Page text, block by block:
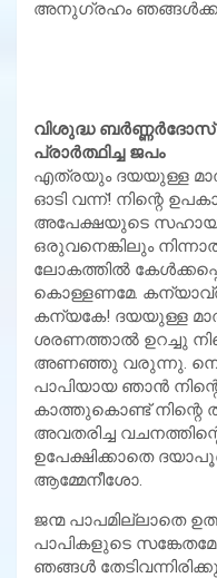
അനുഗ്രഹം ഞങ്ങള്‍ക്കു
വിശുദ്ധ ബര്‍ണ്ണര്‍ദോസ്
പ്രാര്‍ത്ഥിച്ച ജപം
എത്രയും ദയയുള്ള
ഓടി വന്ന്! നിന്റെ
അപേക്ഷയുടെ
ഒരുവനെങ്കിലും
ലോകത്തില്‍
കൊള്ളണമേ.
കന്യകേ! ദയയുള്ള
ശരണത്താല്‍ ഉറച്ചു
അണഞ്ഞു വരുന്നു.
പാപിയായ ഞാന്‍
കാത്തുകൊണ്ട് നിന്റെ
അവതരിച്ച
ഉപേക്ഷിക്കാതെ
ആമ്മേനീശോ.
ജന്മ പാപമില്ലാതെ
പാപികളുടെ
ഞങ്ങള്‍